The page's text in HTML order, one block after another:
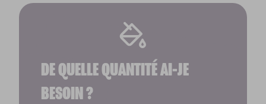
DE QUELLE QUANTITÉ AI-JE
BESOIN ?